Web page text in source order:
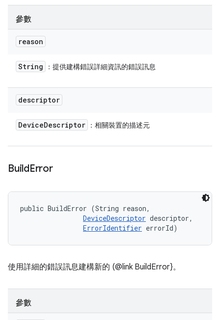
參數
reason
String ：提供建構錯誤詳細資訊的錯誤訊息
descriptor
DeviceDescriptor ：相關裝置的描述元
BuildError
public BuildError (String reason,
DeviceDescriptor descriptor,
ErrorIdentifier errorId)
使用詳細的錯誤訊息建構新的 (@link BuildError}。
參數